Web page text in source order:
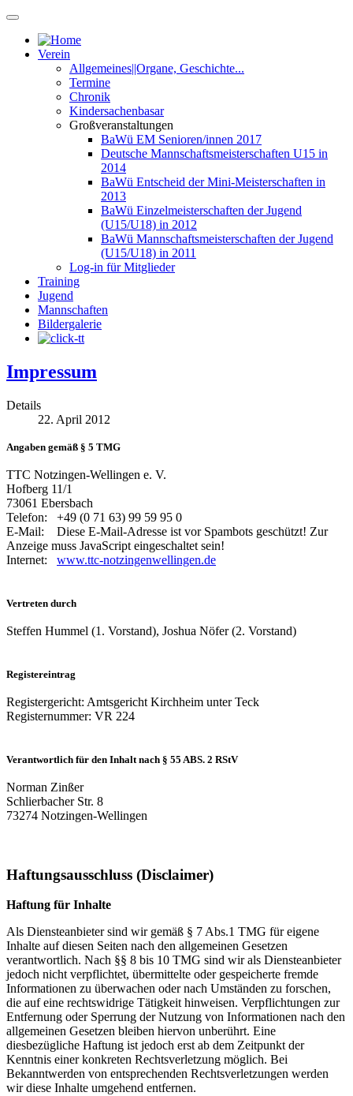
Verein
Allgemeines||Organe, Geschichte...
Termine
Chronik
Kindersachenbasar
Großveranstaltungen
BaWü EM Senioren/innen 2017
Deutsche Mannschaftsmeisterschaften U15 in
2014
BaWü Entscheid der Mini-Meisterschaften in
2013
BaWü Einzelmeisterschaften der Jugend
(U15/U18) in 2012
BaWü Mannschaftsmeisterschaften der Jugend
(U15/U18) in 2011
Log-in für Mitglieder
Training
Jugend
Mannschaften
Bildergalerie
Impressum
Details
22. April 2012
Angaben gemäß § 5 TMG
TTC Notzingen-Wellingen e. V.
Hofberg 11/1
73061 Ebersbach
Telefon: +49 (0 71 63) 99 59 95 0
E-Mail: Diese E-Mail-Adresse ist vor Spambots geschützt! Zur
Anzeige muss JavaScript eingeschaltet sein!
Internet: www.ttc-notzingenwellingen.de
Vertreten durch
Steffen Hummel (1. Vorstand), Joshua Nöfer (2. Vorstand)
Registereintrag
Registergericht: Amtsgericht Kirchheim unter Teck
Registernummer: VR 224
Verantwortlich für den Inhalt nach § 55 ABS. 2 RStV
Norman Zinßer
Schlierbacher Str. 8
73274 Notzingen-Wellingen
Haftungsausschluss (Disclaimer)
Haftung für Inhalte
Als Diensteanbieter sind wir gemäß § 7 Abs.1 TMG für eigene
Inhalte auf diesen Seiten nach den allgemeinen Gesetzen
verantwortlich. Nach §§ 8 bis 10 TMG sind wir als Diensteanbieter
jedoch nicht verpflichtet, übermittelte oder gespeicherte fremde
Informationen zu überwachen oder nach Umständen zu forschen,
die auf eine rechtswidrige Tätigkeit hinweisen. Verpflichtungen zur
Entfernung oder Sperrung der Nutzung von Informationen nach den
allgemeinen Gesetzen bleiben hiervon unberührt. Eine
diesbezügliche Haftung ist jedoch erst ab dem Zeitpunkt der
Kenntnis einer konkreten Rechtsverletzung möglich. Bei
Bekanntwerden von entsprechenden Rechtsverletzungen werden
wir diese Inhalte umgehend entfernen.